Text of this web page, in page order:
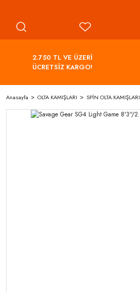
2.750 TL VE ÜZERİ
ÜCRETSİZ KARGO!
Anasayfa OLTA KAMIŞLARI SPİN OLTA KAMIŞLARI